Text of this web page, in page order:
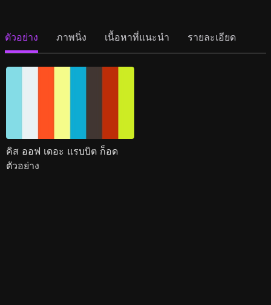
ตัวอย่าง ภาพนิ่ง เนื้อหาที่แนะนำ รายละเอียด
คิส ออฟ เดอะ แรบบิต ก็อด
ตัวอย่าง